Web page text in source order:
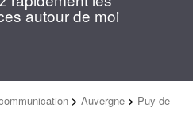
autour de moi
> Auvergne > Puy-de-